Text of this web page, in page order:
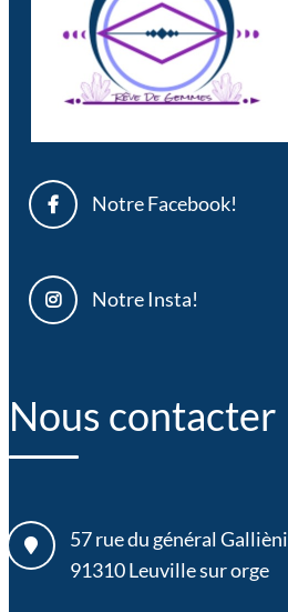
Notre Facebook!
Notre Insta!
Nous contacter
57 rue du général Gallièni
91310Leuville sur orge